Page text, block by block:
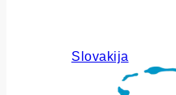
Slovakija